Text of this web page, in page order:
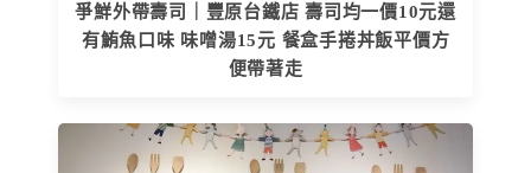
爭鮮外帶壽司｜豐原台鐵店 壽司均一價10元還
有鮪魚口味 味噌湯15元 餐盒手捲丼飯平價方
便帶著走